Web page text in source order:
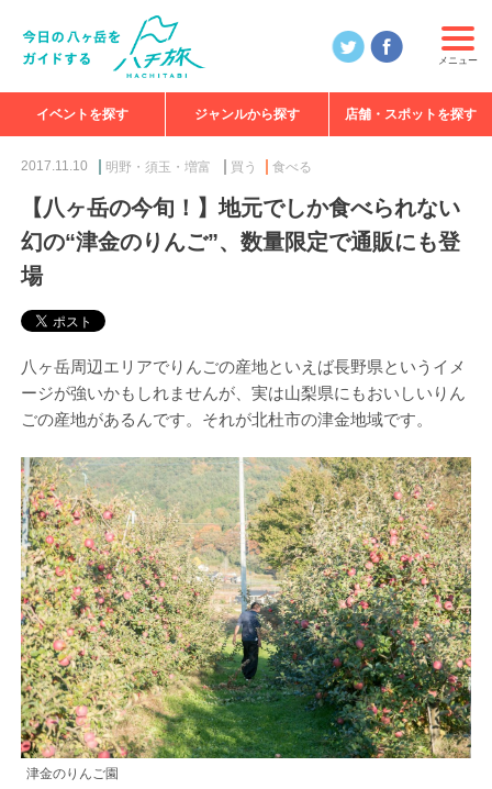
メニュー
イベントを探す ジャンルから探す 店舗・スポットを探す
2017.11.10 明野・須玉・増富 買う 食べる
【八ヶ岳の今旬！】地元でしか食べられない
幻の“津金のりんご”、数量限定で通販にも登
場
八ヶ岳周辺エリアでりんごの産地といえば長野県というイメ
ージが強いかもしれませんが、実は山梨県にもおいしいりん
ごの産地があるんです。それが北杜市の津金地域です。
津金のりんご園